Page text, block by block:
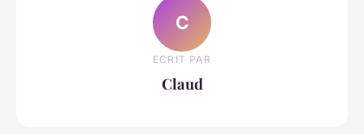
C
ECRIT PAR
Claud